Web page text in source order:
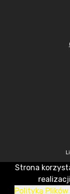
CMS & Hosting: Nefeni Sp.
Strona
Polityką Plików